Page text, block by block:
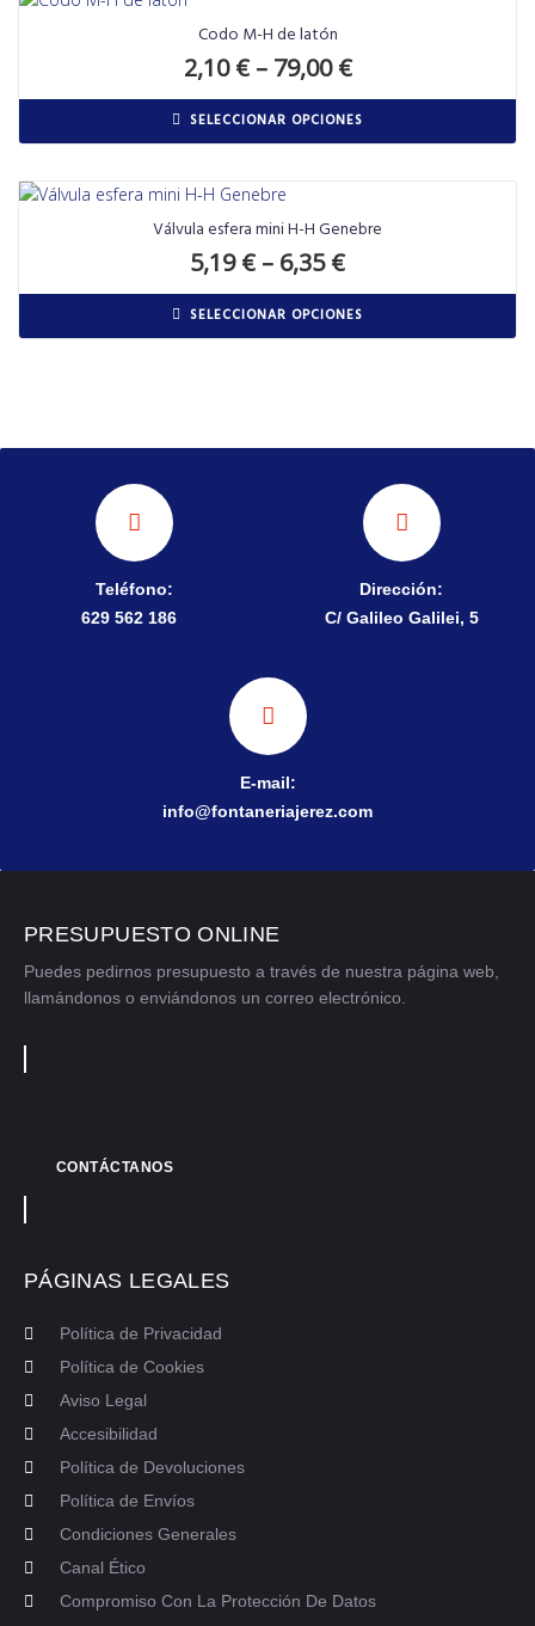
Codo M-H de latón
2,10€– 79,00€
SELECCIONAR OPCIONES
Válvula esfera mini H-H Genebre
5,19€– 6,35€
SELECCIONAR OPCIONES
Teléfono:
629 562 186
Dirección:
C/ Galileo Galilei, 5
E-mail:
info@fontaneriajerez.com
PRESUPUESTO ONLINE
Puedes pedirnos presupuesto a través de nuestra página web,
llamándonos o enviándonos un correo electrónico.
CONTÁCTANOS
PÁGINAS LEGALES
Política de Privacidad
Política de Cookies
Aviso Legal
Accesibilidad
Política de Devoluciones
Política de Envíos
Condiciones Generales
Canal Ético
Compromiso Con La Protección De Datos